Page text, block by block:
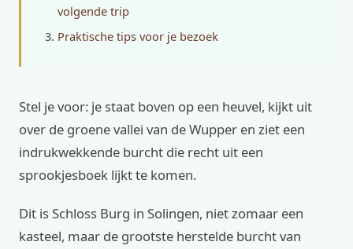
volgende trip
Praktische tips voor je bezoek
Stel je voor: je staat boven op een heuvel, kijkt uit
over de groene vallei van de Wupper en ziet een
indrukwekkende burcht die recht uit een
sprookjesboek lijkt te komen.
Dit is Schloss Burg in Solingen, niet zomaar een
kasteel, maar de grootste herstelde burcht van